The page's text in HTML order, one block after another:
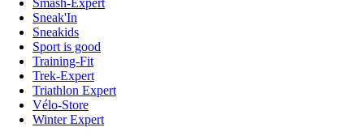
Smash-Expert
Sneak'In
Sneakids
Sport is good
Training-Fit
Trek-Expert
Triathlon Expert
Vélo-Store
Winter Expert